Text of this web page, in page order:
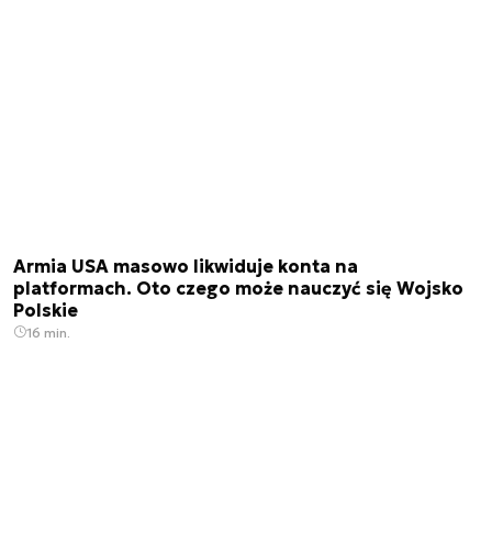
Armia USA masowo likwiduje konta na
platformach. Oto czego może nauczyć się Wojsko
Polskie
16 min.